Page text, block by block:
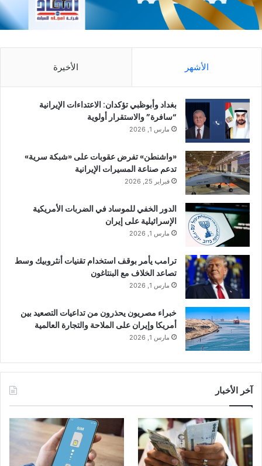
الأشهر الأخيرة
بغداد وأبوظبي تؤكدان: الاعتداءات الإيرانية
“سافرة” والاستقرار أولوية
مارس 1, 2026
«واشنطن» تفرض عقوبات على «شبكة سرية»
تدعم صناعة المسيرات الإيرانية
فبراير 25, 2026
الدور الخفي للموساد في الضربات الأمريكية
الإسرائيلية على إيران
مارس 1, 2026
ترامب يأمر بوقف استخدام تقنيات أنثروبيك وسط
تصاعد الخلاف مع البنتاغون
مارس 1, 2026
خبراء مصريون يحذرون من تداعيات التصعيد بين
أمريكا وإيران على الملاحة والتجارة العالمية
مارس 1, 2026
آخر الأخبار